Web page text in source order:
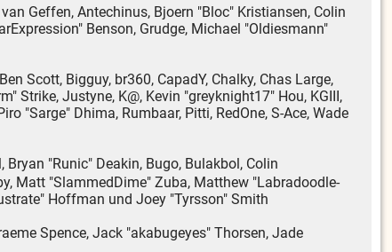
Geffen, Antechinus, Bjoern "Bloc" Kristiansen, Colin
Benson, Grudge, Michael "Oldiesmann"
Scott, Bigguy, br360, CapadY, Chalky, Chas Large,
Strike, Justyne, K@, Kevin "greyknight17" Hou, KGIII,
"Sarge" Dhima, Rumbaar, Pitti, RedOne, S-Ace, Wade
"Runic" Deakin, Bugo, Bulakbol, Colin
Matt "SlammedDime" Zuba, Matthew "Labradoodle-
Hoffman und Joey "Tyrsson" Smith
Spence, Jack "akabugeyes" Thorsen, Jade